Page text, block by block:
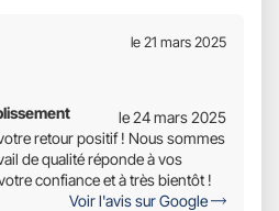
le 21 mars 2025
le 24 mars 2025
retour positif ! Nous sommes
de qualité réponde à vos
confiance et à très bientôt !
Voir l'avis sur Google